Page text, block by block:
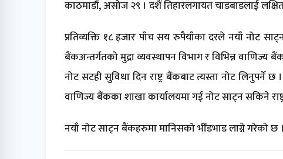
काठमाडौं, असोज २९ । दशैं तिहारलगायत चाडबाडलाई
प्रतिव्यक्ति १८ हजार पाँच सय रुपैयाँका दरले नयाँ नोट
बैंकअन्तर्गतको मुद्रा व्यवस्थापन विभाग र विभिन्न
नोट सटही सुविधा दिन राष्ट्र बैंकबाट त्यस्ता नोट लिनुपर्ने
वाणिज्य बैंकका शाखा कार्यालयमा गई नोट साट्न सकिने
नयाँ नोट साट्न बैंकहरुमा मानिसको भीँडभाड लाग्ने गरेको छ ।